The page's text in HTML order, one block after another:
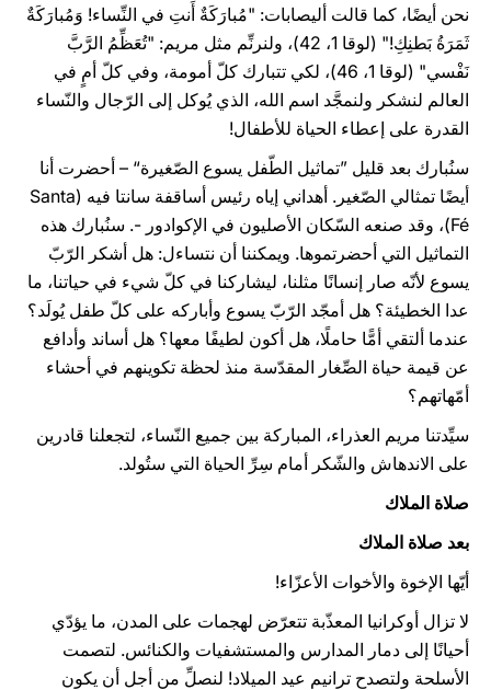
نحن أيضًا، كما قالت أليصابات: "مُبارَكَةٌ أَنتِ في النِّساء! وَمُبارَكَةٌ
ثَمَرَةُ بَطنِكِ!" (لوقا 1، 42)، ولنرنِّم مثل مريم: "تُعَظِّمُ الرَّبَّ
نَفْسي" (لوقا 1، 46)، لكي تتبارك كلّ أمومة، وفي كلّ أمٍ في
العالم لنشكر ولنمجَّد اسم الله، الذي يُوكل إلى الرّجال والنّساء
القدرة على إعطاء الحياة للأطفال!
سنُبارك بعد قليل ”تماثيل الطّفل يسوع الصّغيرة“ – أحضرت أنا
أيضًا تمثالي الصّغير. أهداني إياه رئيس أساقفة سانتا فيه (Santa
Fé)، وقد صنعه السّكان الأصليون في الإكوادور -. سنُبارك هذه
التماثيل التي أحضرتموها. ويمكننا أن نتساءل: هل أشكر الرّبّ
يسوع لأنّه صار إنسانًا مثلنا، ليشاركنا في كلّ شيء في حياتنا، ما
عدا الخطيئة؟ هل أمجّد الرّبّ يسوع وأباركه على كلّ طفل يُولَد؟
عندما ألتقي أمًّا حاملًا، هل أكون لطيفًا معها؟ هل أساند وأدافع
عن قيمة حياة الصِّغار المقدّسة منذ لحظة تكوينهم في أحشاء
أمّهاتهم؟
سيِّدتنا مريم العذراء، المباركة بين جميع النّساء، لتجعلنا قادرين
على الاندهاش والشّكر أمام سِرِّ الحياة التي ستُولد.
صلاة الملاك
بعد صلاة الملاك
أيّها الإخوة والأخوات الأعزّاء!
لا تزال أوكرانيا المعذّبة تتعرّض لهجمات على المدن، ما يؤدّي
أحيانًا إلى دمار المدارس والمستشفيات والكنائس. لتصمت
الأسلحة ولتصدح ترانيم عيد الميلاد! لنصلِّ من أجل أن يكون